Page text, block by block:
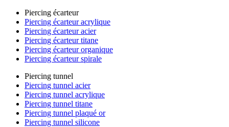
Piercing écarteur
Piercing écarteur acrylique
Piercing écarteur acier
Piercing écarteur titane
Piercing écarteur organique
Piercing écarteur spirale
Piercing tunnel
Piercing tunnel acier
Piercing tunnel acrylique
Piercing tunnel titane
Piercing tunnel plaqué or
Piercing tunnel silicone